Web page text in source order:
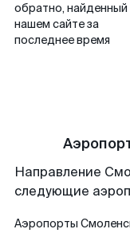
обратно, найденный
нашем сайте за
последнее время
Направление
следующие
Аэропорты